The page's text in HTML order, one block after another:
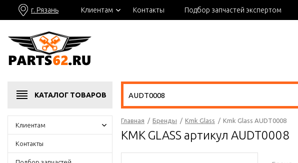
г. Рязань Клиентам Контакты Подбор запчастей экспертом
КАТАЛОГ ТОВАРОВ
Клиентам
Контакты
Главная / Бренды / Kmk Glass / Kmk Glass AUDT0008
KMK GLASS артикул AUDT0008